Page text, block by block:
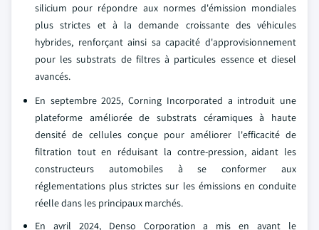
silicium pour répondre aux normes d'émission mondiales
plus strictes et à la demande croissante des véhicules
hybrides, renforçant ainsi sa capacité d'approvisionnement
pour les substrats de filtres à particules essence et diesel
avancés.
En septembre 2025, Corning Incorporated a introduit une
plateforme améliorée de substrats céramiques à haute
densité de cellules conçue pour améliorer l'efficacité de
filtration tout en réduisant la contre-pression, aidant les
constructeurs automobiles à se conformer aux
réglementations plus strictes sur les émissions en conduite
réelle dans les principaux marchés.
En avril 2024, Denso Corporation a mis en avant le